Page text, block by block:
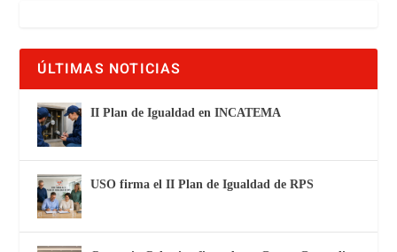
ÚLTIMAS NOTICIAS
II Plan de Igualdad en INCATEMA
USO firma el II Plan de Igualdad de RPS